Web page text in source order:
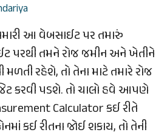
આ વેબસાઈટ પર તમારું
પરથી તમને રોજ જમીન અને ખેતીને
મળતી રહેશે, તો તેના માટે તમારે રોજ
કરવી પડશે. તો ચાલો હવે આપણે
Calculator કઈ રીતે
કઈ રીતના જોઈ શકાય, તો તેની